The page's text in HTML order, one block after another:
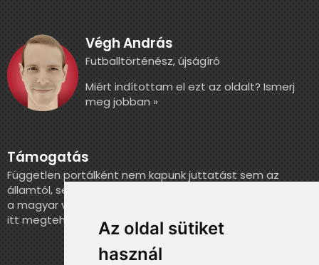
Az oldal sütiket
használ
Végh András
Futballtörténész, újságíró
Miért indítottam el ezt az oldalt? Ismerj
meg jobban »
Támogatás
Független portálként nem kapunk juttatást sem az
államtól, sem más szervezettől. Ha szeretnél segíteni
a magyar válogatott történelmének feldolgozásában,
itt megteheted.